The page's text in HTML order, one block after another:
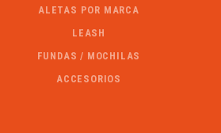
ALETAS POR MARCA
LEASH
FUNDAS / MOCHILAS
ACCESORIOS